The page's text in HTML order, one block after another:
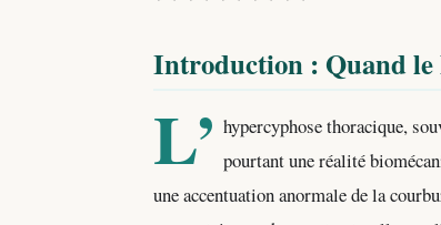
Introduction : Quand le
L’ hypercyphose thoracique,
pourtant une réalité
une accentuation anormale de la